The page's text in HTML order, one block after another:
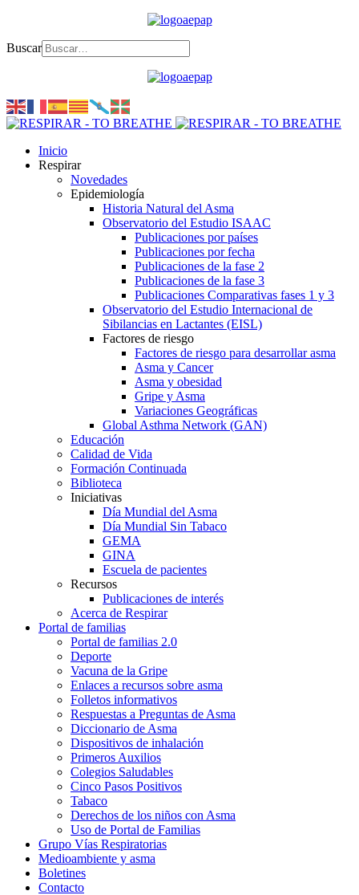
Buscar
Inicio
Respirar
Novedades
Epidemiología
Historia Natural del Asma
Observatorio del Estudio ISAAC
Publicaciones por países
Publicaciones por fecha
Publicaciones de la fase 2
Publicaciones de la fase 3
Publicaciones Comparativas fases 1 y 3
Observatorio del Estudio Internacional de
Sibilancias en Lactantes (EISL)
Factores de riesgo
Factores de riesgo para desarrollar asma
Asma y Cancer
Asma y obesidad
Gripe y Asma
Variaciones Geográficas
Global Asthma Network (GAN)
Educación
Calidad de Vida
Formación Continuada
Biblioteca
Iniciativas
Día Mundial del Asma
Día Mundial Sin Tabaco
GEMA
GINA
Escuela de pacientes
Recursos
Publicaciones de interés
Acerca de Respirar
Portal de familias
Portal de familias 2.0
Deporte
Vacuna de la Gripe
Enlaces a recursos sobre asma
Folletos informativos
Respuestas a Preguntas de Asma
Diccionario de Asma
Dispositivos de inhalación
Primeros Auxilios
Colegios Saludables
Cinco Pasos Positivos
Tabaco
Derechos de los niños con Asma
Uso de Portal de Familias
Grupo Vías Respiratorias
Medioambiente y asma
Boletines
Contacto